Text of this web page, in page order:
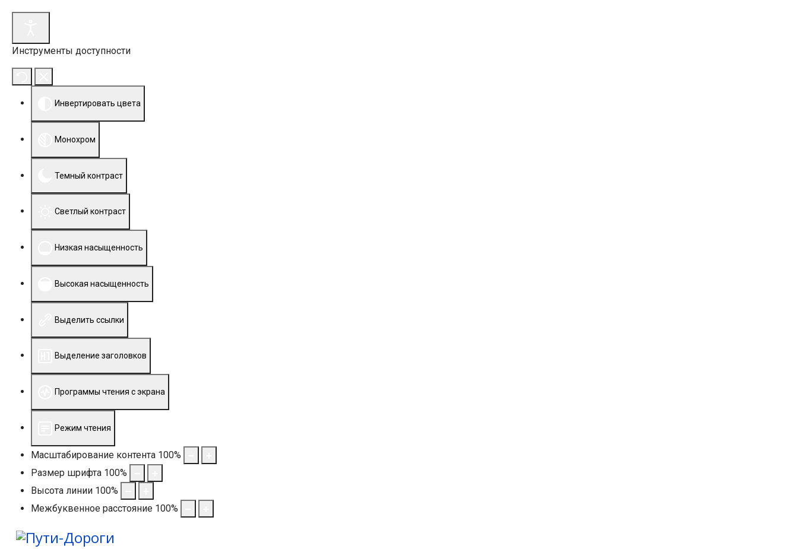
Инструменты доступности
Инвертировать цвета
Монохром
Темный контраст
Светлый контраст
Низкая насыщенность
Высокая насыщенность
Выделить ссылки
Выделение заголовков
Программы чтения с экрана
Режим чтения
Масштабирование контента 100%
Размер шрифта 100%
Высота линии 100%
Межбуквенное расстояние 100%